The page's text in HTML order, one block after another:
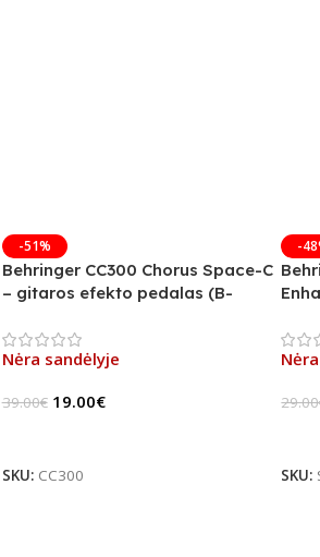
-51%
Behringer CC300 Chorus Space-C
– gitaros efekto pedalas (B-
Nėra sandėlyje
39.00€ 19.00€
SKU: CC300
-
29.00
SKU: